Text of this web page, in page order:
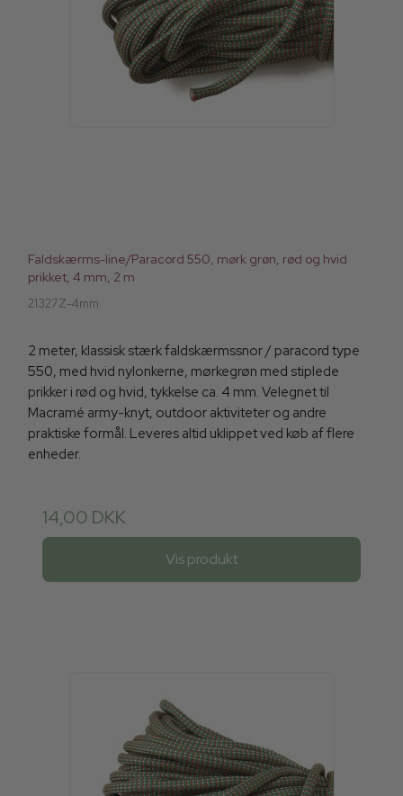
Faldskærms-line/Paracord 550, mørk grøn, rød og hvid
prikket, 4 mm, 2 m
21327Z-4mm
2 meter, klassisk stærk faldskærmssnor / paracord type
550, med hvid nylonkerne, mørkegrøn med stiplede
prikker i rød og hvid, tykkelse ca. 4 mm. Velegnet til
Macramé army-knyt, outdoor aktiviteter og andre
praktiske formål. Leveres altid uklippet ved køb af flere
enheder.
14,00 DKK
Vis produkt